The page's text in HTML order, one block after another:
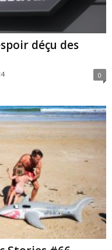
déçu des
0